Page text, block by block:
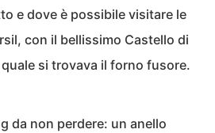
e dove è possibile visitare le
con il bellissimo Castello di
si trovava il forno fusore.
da non perdere: un anello